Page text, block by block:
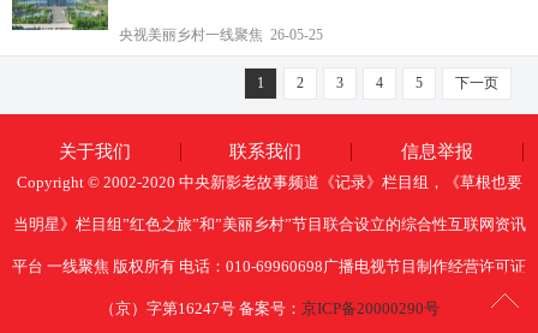
央视美丽乡村一线聚焦 26-05-25
1 2 3 4 5 下一页
关于我们 联系我们 信息举报
Copyright © 2002-2020 中央新影老故事频道《记录》栏目组，《草根也要
当明星》栏目组”红色之旅”和”美丽乡村”节目联合设立的综合性互联网资讯
平台 一线聚焦 版权所有 电话：010-69960698广播电视节目制作经营许可证
（京）字第16247号 备案号： 京ICP备20000290号